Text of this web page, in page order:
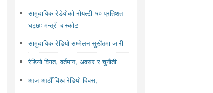
सामुदायिक रेडेयोको रोयल्टी ५० प्रतिशत
घट्छः मन्त्री बास्कोटा
सामुदायिक रेडियो सम्मेलन सुर्खेतमा जारी
रेडियो विगत, वर्तमान, अवसर र चुनौती
आज आठौँ विश्व रेडियो दिवस,